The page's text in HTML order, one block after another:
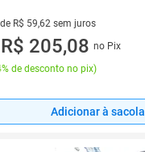
R$ 59,62 sem juros
de R$ 59,62 sem juros
R$ 205,08 no Pix
de desconto no pix)
Adicionar à sacola